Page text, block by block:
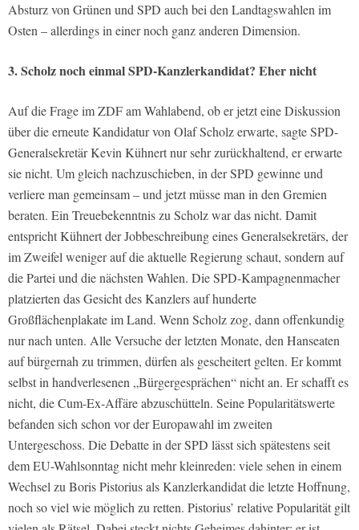
Absturz von Grünen und SPD auch bei den Landtagswahlen im
Osten – allerdings in einer noch ganz anderen Dimension.
3. Scholz noch einmal SPD-Kanzlerkandidat? Eher nicht
Auf die Frage im ZDF am Wahlabend, ob er jetzt eine Diskussion
über die erneute Kandidatur von Olaf Scholz erwarte, sagte SPD-
Generalsekretär Kevin Kühnert nur sehr zurückhaltend, er erwarte
sie nicht. Um gleich nachzuschieben, in der SPD gewinne und
verliere man gemeinsam – und jetzt müsse man in den Gremien
beraten. Ein Treuebekenntnis zu Scholz war das nicht. Damit
entspricht Kühnert der Jobbeschreibung eines Generalsekretärs, der
im Zweifel weniger auf die aktuelle Regierung schaut, sondern auf
die Partei und die nächsten Wahlen. Die SPD-Kampagnenmacher
platzierten das Gesicht des Kanzlers auf hunderte
Großflächenplakate im Land. Wenn Scholz zog, dann offenkundig
nur nach unten. Alle Versuche der letzten Monate, den Hanseaten
auf bürgernah zu trimmen, dürfen als gescheitert gelten. Er kommt
selbst in handverlesenen „Bürgergesprächen“ nicht an. Er schafft es
nicht, die Cum-Ex-Affäre abzuschütteln. Seine Popularitätswerte
befanden sich schon vor der Europawahl im zweiten
Untergeschoss. Die Debatte in der SPD lässt sich spätestens seit
dem EU-Wahlsonntag nicht mehr kleinreden: viele sehen in einem
Wechsel zu Boris Pistorius als Kanzlerkandidat die letzte Hoffnung,
noch so viel wie möglich zu retten. Pistorius’ relative Popularität gilt